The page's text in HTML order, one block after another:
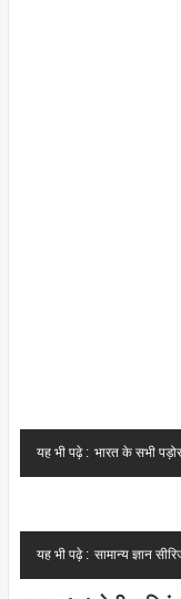
यह भी पढ़े : भारत के सभी
यह भी पढ़े : सामान्य ज्ञान